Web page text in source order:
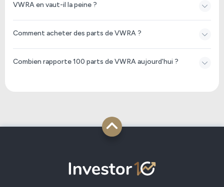
VWRA en vaut-il la peine ?
Comment acheter des parts de VWRA ?
Combien rapporte 100 parts de VWRA aujourd'hui ?